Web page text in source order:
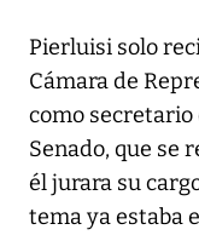
Pierluisi solo
Cámara de
como secretario
Senado, que se
él jurara su
tema ya estaba